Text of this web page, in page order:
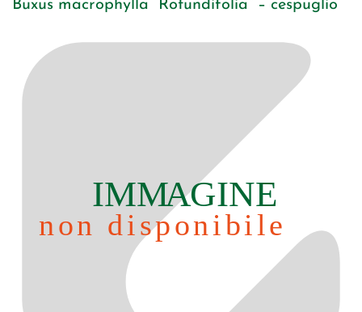
Buxus macrophylla “Rotundifolia” – cespuglio